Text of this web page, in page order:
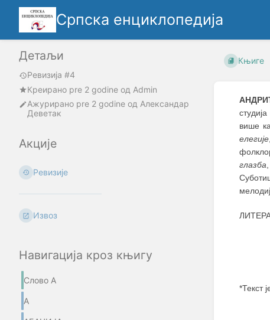
Српска енциклопедија
Детаљи
Ревизија #4
Креирано pre 2 godine oд Admin
Ажурирано pre 2 godine од Александар
Деветак
Акције
Ревизије
Извоз
Навигација кроз књигу
Слово А
А
Књиге
више
елегије
глазба
*Текст